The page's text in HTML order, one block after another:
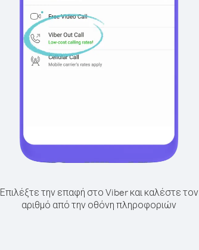
Επιλέξτε την επαφή στο Viber και καλέστε τον
αριθμό από την οθόνη πληροφοριών